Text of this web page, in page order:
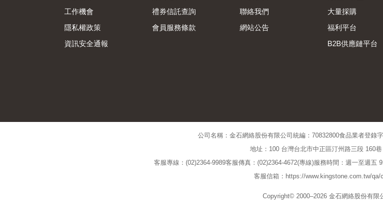
工作機會
隱私權政策
資訊安全通報
禮券信託查詢
會員服務條款
聯絡我們
網站公告
大量採購
福利平台
B2B供應鏈平台
公司名稱：金石網絡股份有限公司 統編：70832800食品業者登錄
地址：100 台灣台北市中正區汀州路三段 160
客服專線：(02)2364-9989客服傳真：(02)2364-4672(專線)服務時間：週一至週五
客服信箱：https://www.kingstone.com.tw/qa/
Copyright© 2000–2026 金石網絡股份有限